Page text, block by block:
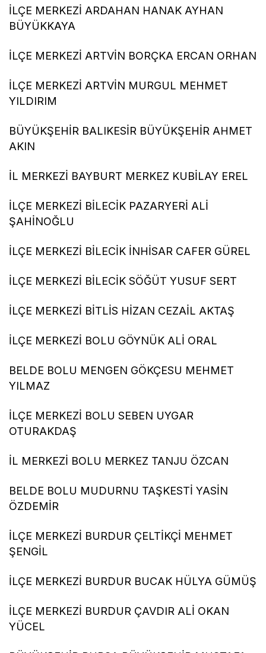
İLÇE MERKEZİ ARDAHAN HANAK AYHAN
BÜYÜKKAYA
İLÇE MERKEZİ ARTVİN BORÇKA ERCAN ORHAN
İLÇE MERKEZİ ARTVİN MURGUL MEHMET
YILDIRIM
BÜYÜKŞEHİR BALIKESİR BÜYÜKŞEHİR AHMET
AKIN
İL MERKEZİ BAYBURT MERKEZ KUBİLAY EREL
İLÇE MERKEZİ BİLECİK PAZARYERİ ALİ
ŞAHİNOĞLU
İLÇE MERKEZİ BİLECİK İNHİSAR CAFER GÜREL
İLÇE MERKEZİ BİLECİK SÖĞÜT YUSUF SERT
İLÇE MERKEZİ BİTLİS HİZAN CEZAİL AKTAŞ
İLÇE MERKEZİ BOLU GÖYNÜK ALİ ORAL
BELDE BOLU MENGEN GÖKÇESU MEHMET
YILMAZ
İLÇE MERKEZİ BOLU SEBEN UYGAR
OTURAKDAŞ
İL MERKEZİ BOLU MERKEZ TANJU ÖZCAN
BELDE BOLU MUDURNU TAŞKESTİ YASİN
ÖZDEMİR
İLÇE MERKEZİ BURDUR ÇELTİKÇİ MEHMET
ŞENGİL
İLÇE MERKEZİ BURDUR BUCAK HÜLYA GÜMÜŞ
İLÇE MERKEZİ BURDUR ÇAVDIR ALİ OKAN
YÜCEL